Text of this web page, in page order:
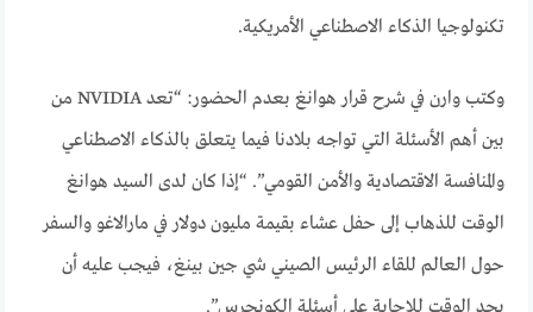
تكنولوجيا الذكاء الاصطناعي الأمريكية.
وكتب وارن في شرح قرار هوانغ بعدم الحضور: “تعد NVIDIA من
بين أهم الأسئلة التي تواجه بلادنا فيما يتعلق بالذكاء الاصطناعي
والمنافسة الاقتصادية والأمن القومي”. “إذا كان لدى السيد هوانغ
الوقت للذهاب إلى حفل عشاء بقيمة مليون دولار في مارالاغو والسفر
حول العالم للقاء الرئيس الصيني شي جين بينغ، فيجب عليه أن